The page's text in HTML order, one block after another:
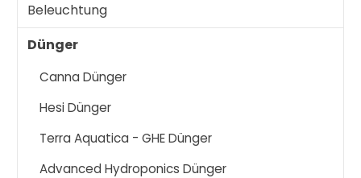
Beleuchtung
Dünger
Canna Dünger
Hesi Dünger
Terra Aquatica - GHE Dünger
Advanced Hydroponics Dünger